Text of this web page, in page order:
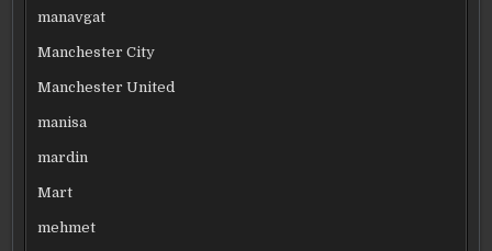
manavgat
Manchester City
Manchester United
manisa
mardin
Mart
mehmet